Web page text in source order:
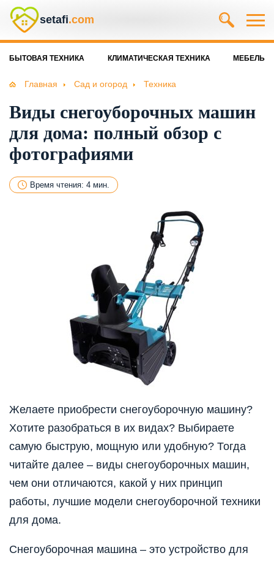
setafi.com
БЫТОВАЯ ТЕХНИКА КЛИМАТИЧЕСКАЯ ТЕХНИКА МЕБЕЛЬ
Главная Сад и огород Техника
Виды снегоуборочных машин
для дома: полный обзор с
фотографиями
Время чтения: 4 мин.
Желаете приобрести снегоуборочную машину?
Хотите разобраться в их видах? Выбираете
самую быструю, мощную или удобную? Тогда
читайте далее – виды снегоуборочных машин,
чем они отличаются, какой у них принцип
работы, лучшие модели снегоуборочной техники
для дома.
Снегоуборочная машина – это устройство для